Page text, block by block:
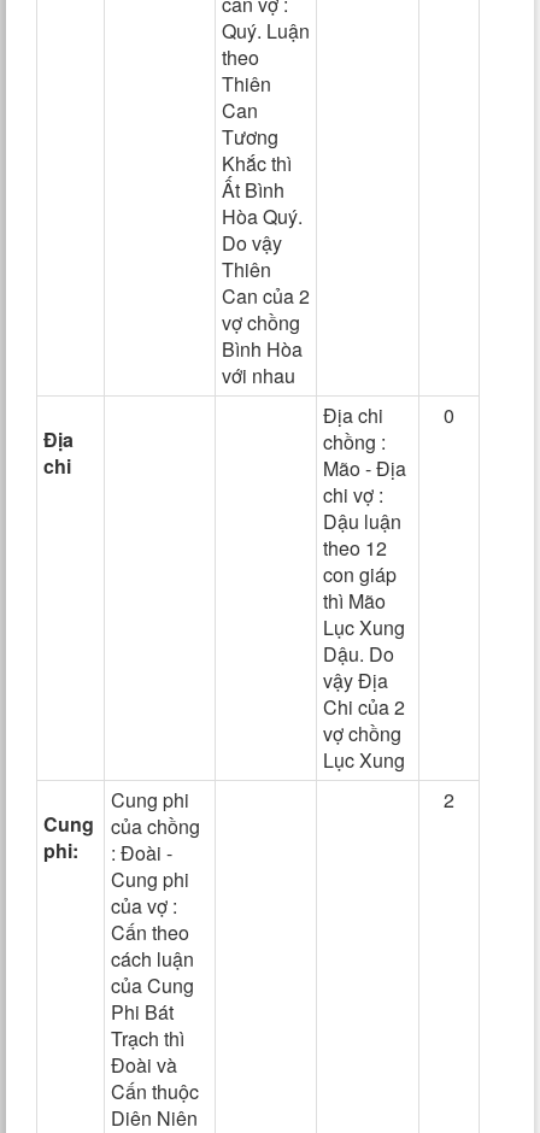
Quý. Luận
theo
Thiên
Can
Tương
Khắc thì
Ất Bình
Hòa Quý.
Do vậy
Thiên
Can của 2
vợ chồng
Bình Hòa
với nhau
Địa
chi
Địa chi
chồng :
Mão - Địa
chi vợ :
Dậu luận
theo 12
con giáp
thì Mão
Lục Xung
Dậu. Do
vậy Địa
Chi của 2
vợ chồng
Lục Xung
0
Cung
phi:
Cung phi
của chồng
: Đoài -
Cung phi
của vợ :
Cấn theo
cách luận
của Cung
Phi Bát
Trạch thì
Đoài và
Cấn thuộc
Diên Niên
2